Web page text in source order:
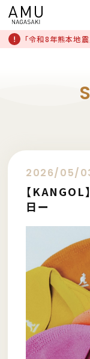
「令和8年熊本地
2026/05/
【
日ー